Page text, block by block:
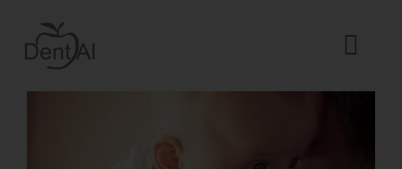
contenido
La Clínica
imagen